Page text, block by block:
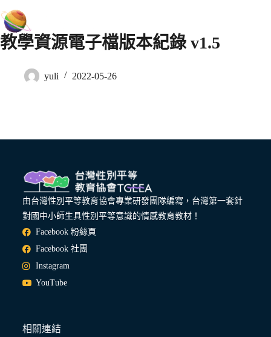
教學資源電子檔版本紀錄 v1.5
yuli 2022-05-26
由台灣性別平等教育協會專業研發團隊編寫，台灣第一套針
對國中小師生具性別平等意識的情感教育教材！
Facebook 粉絲頁
Facebook 社團
Instagram
YouTube
相關連結